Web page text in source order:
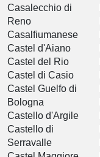
Casalecchio di
Reno
Casalfiumanese
Castel d'Aiano
Castel del Rio
Castel di Casio
Castel Guelfo di
Bologna
Castello d'Argile
Castello di
Serravalle